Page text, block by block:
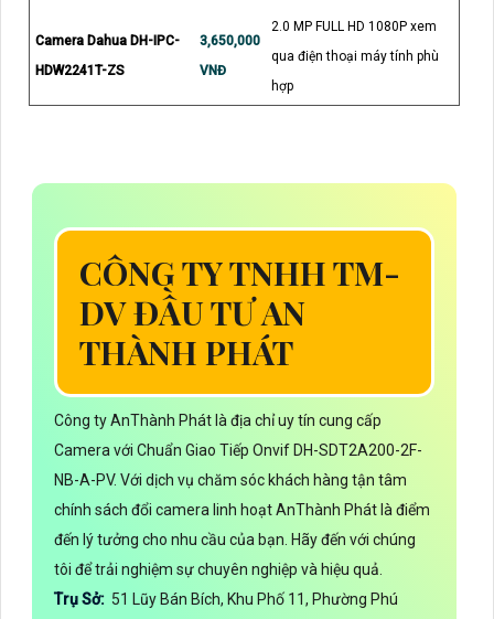
Camera Dahua DH-IPC-
HDW2241T-ZS
3,650,000
VNĐ
2.0 MP FULL HD 1080P xem
qua điện thoại máy tính phù
hợp
CÔNG TY TNHH TM-
DV ĐẦU TƯ AN
THÀNH PHÁT
Công ty AnThành Phát là địa chỉ uy tín cung cấp
Camera với Chuẩn Giao Tiếp Onvif DH-SDT2A200-2F-
NB-A-PV. Với dịch vụ chăm sóc khách hàng tận tâm
chính sách đổi camera linh hoạt AnThành Phát là điểm
đến lý tưởng cho nhu cầu của bạn. Hãy đến với chúng
tôi để trải nghiệm sự chuyên nghiệp và hiệu quả.
Trụ Sở: 51 Lũy Bán Bích, Khu Phố 11, Phường Phú